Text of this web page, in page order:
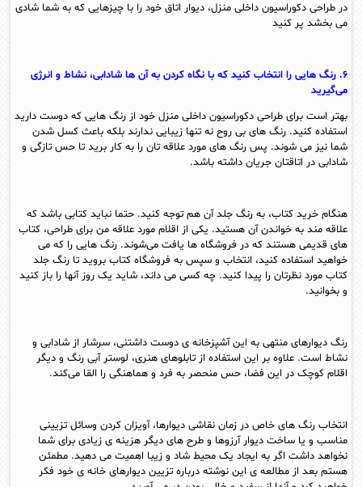
در طراحی دکوراسیون داخلی منزل، دیوار اتاق خود را با چیزهایی که به شما شادی
می بخشد پر کنید
۶. رنگ هایی را انتخاب کنید که با نگاه کردن به آن ها شادابی، نشاط و انرژی
می‌گیرید
بهتر است برای طراحی دکوراسیون داخلی منزل خود از رنگ هایی که دوست دارید
استفاده کنید. رنگ های بی روح نه تنها زیبایی ندارند بلکه باعث کسل شدن
شما نیز می شوند. پس رنگ های مورد علاقه تان را به کار برید تا حس تازگی و
شادابی در اتاقتان جریان داشته باشد.
هنگام خرید کتاب، به رنگ جلد آن هم توجه کنید. حتما نباید کتابی باشد که
علاقه مند به خواندن آن هستید. یکی از اقلام مورد علاقه من برای طراحی، کتاب
های قدیمی هستند که در فروشگاه ها یافت می‌شوند. رنگ هایی را که می
خواهید استفاده کنید، انتخاب و سپس به فروشگاه کتاب بروید تا رنگ جلد
کتاب مورد نظرتان را پیدا کنید. چه کسی می داند، شاید یک روز آنها را باز کنید
و بخوانید.
رنگ دیوارهای منتهی به این آشپزخانه ی دوست داشتنی، سرشار از شادابی و
نشاط است. علاوه بر این استفاده از تابلوهای هنری، لوستر آبی رنگ و دیگر
اقلام کوچک در این فضا، حس منحصر به فرد و هماهنگی را القا می‌کند.
انتخاب رنگ های خاص در زمان نقاشی دیوارها، آویزان کردن وسائل تزیینی
مناسب و یا ساخت دیوار آرزوها و طرح های دیگر هزینه ی زیادی برای شما
نخواهد داشت اگر به ایجاد یک محیط شاد و زیبا اهمیت می دهید. مطمئن
هستم بعد از مطالعه ی این نوشته درباره تزیین دیوارهای خانه ی خود فکر